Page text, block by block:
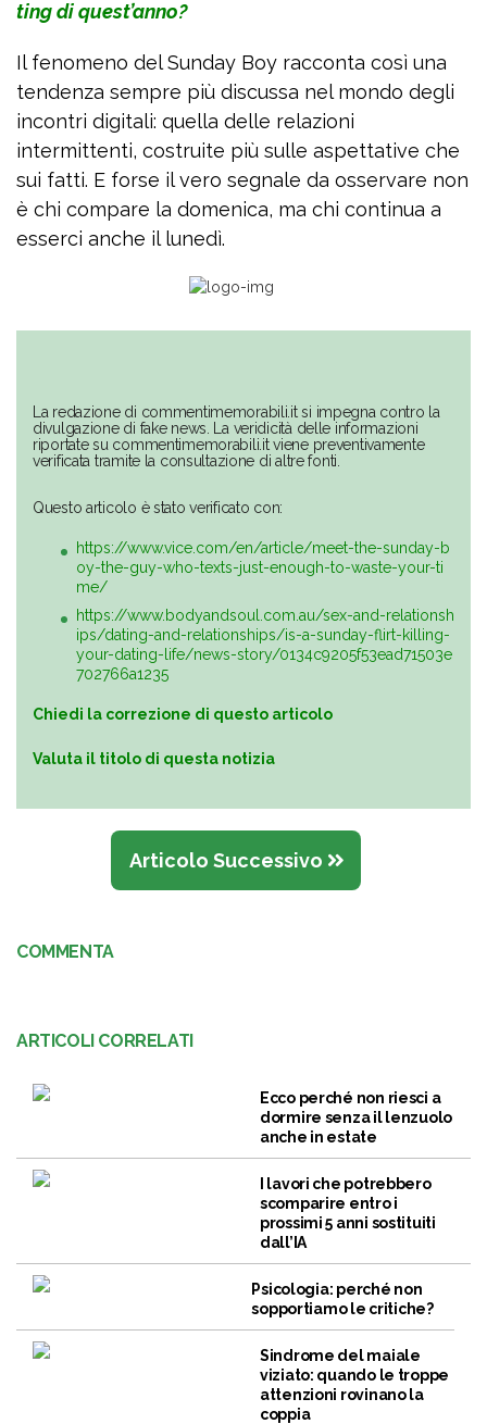
ting di quest’anno?
Il fenomeno del Sunday Boy racconta così una
tendenza sempre più discussa nel mondo degli
incontri digitali: quella delle relazioni
intermittenti, costruite più sulle aspettative che
sui fatti. E forse il vero segnale da osservare non
è chi compare la domenica, ma chi continua a
esserci anche il lunedì.
La redazione di commentimemorabili.it si impegna contro la
divulgazione di fake news. La veridicità delle informazioni
riportate su commentimemorabili.it viene preventivamente
verificata tramite la consultazione di altre fonti.
Questo articolo è stato verificato con:
https://www.vice.com/en/article/meet-the-sunday-b
oy-the-guy-who-texts-just-enough-to-waste-your-ti
me/
https://www.bodyandsoul.com.au/sex-and-relationsh
ips/dating-and-relationships/is-a-sunday-flirt-killing-
your-dating-life/news-story/0134c9205f53ead71503e
702766a1235
Chiedi la correzione di questo articolo
Valuta il titolo di questa notizia
Articolo Successivo
COMMENTA
ARTICOLI CORRELATI
Ecco perché non riesci a
dormire senza il lenzuolo
anche in estate
I lavori che potrebbero
scomparire entro i
prossimi 5 anni sostituiti
dall’IA
Psicologia: perché non
sopportiamo le critiche?
Sindrome del maiale
viziato: quando le troppe
attenzioni rovinano la
coppia